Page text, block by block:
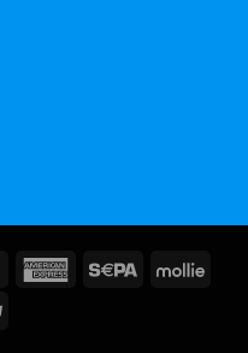
MasterCardAmerican Sepa Mollie
PayPal